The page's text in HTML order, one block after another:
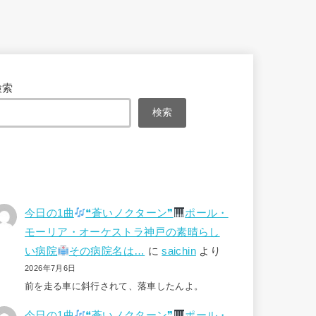
索
検索
今日の1曲 ❝蒼いノクターン❞
ポール・
モーリア・オーケストラ神戸の素晴らし
い病院
その病院名は… にsaichinより
2026年7月6日
前を走る車に斜行されて、落車したんよ。